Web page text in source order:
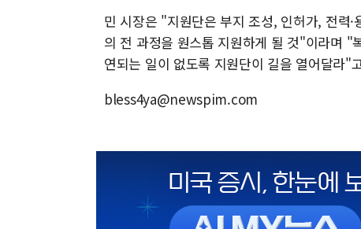
민 시장은 "지원단은 부지 조성, 인허가, 전력
의 전 과정을 원스톱 지원하게 될 것"이라며 "
연되는 일이 없도록 지원단이 길을 열어달라"
bless4ya@newspim.com